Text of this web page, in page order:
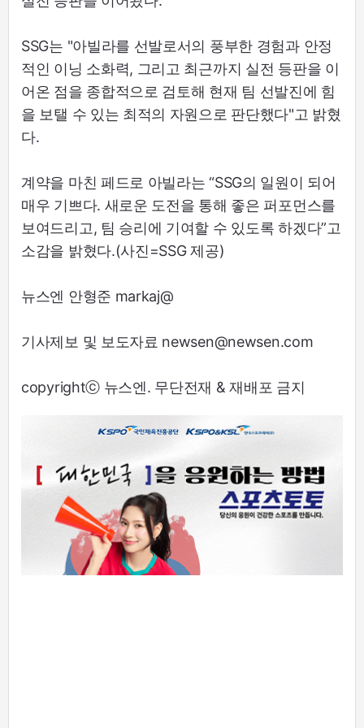
SSG는 "아빌라를 선발로서의 풍부한 경험과 안정
적인 이닝 소화력, 그리고 최근까지 실전 등판을 이
어온 점을 종합적으로 검토해 현재 팀 선발진에 힘
을 보탤 수 있는 최적의 자원으로 판단했다"고 밝혔
다.
계약을 마친 페드로 아빌라는 “SSG의 일원이 되어
매우 기쁘다. 새로운 도전을 통해 좋은 퍼포먼스를
보여드리고, 팀 승리에 기여할 수 있도록 하겠다”고
소감을 밝혔다.(사진=SSG 제공)
뉴스엔 안형준 markaj@
기사제보 및 보도자료 newsen@newsen.com
copyrightⓒ 뉴스엔. 무단전재 & 재배포 금지